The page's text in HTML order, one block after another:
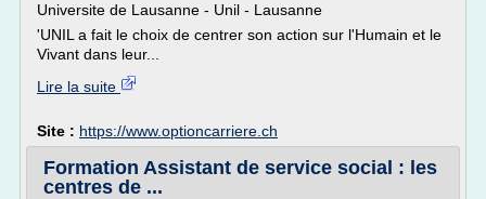
Universite de Lausanne - Unil - Lausanne
'UNIL a fait le choix de centrer son action sur l'Humain et le
Vivant dans leur...
Lire la suite
Site : https://www.optioncarriere.ch
Formation Assistant de service social : les
centres de ...